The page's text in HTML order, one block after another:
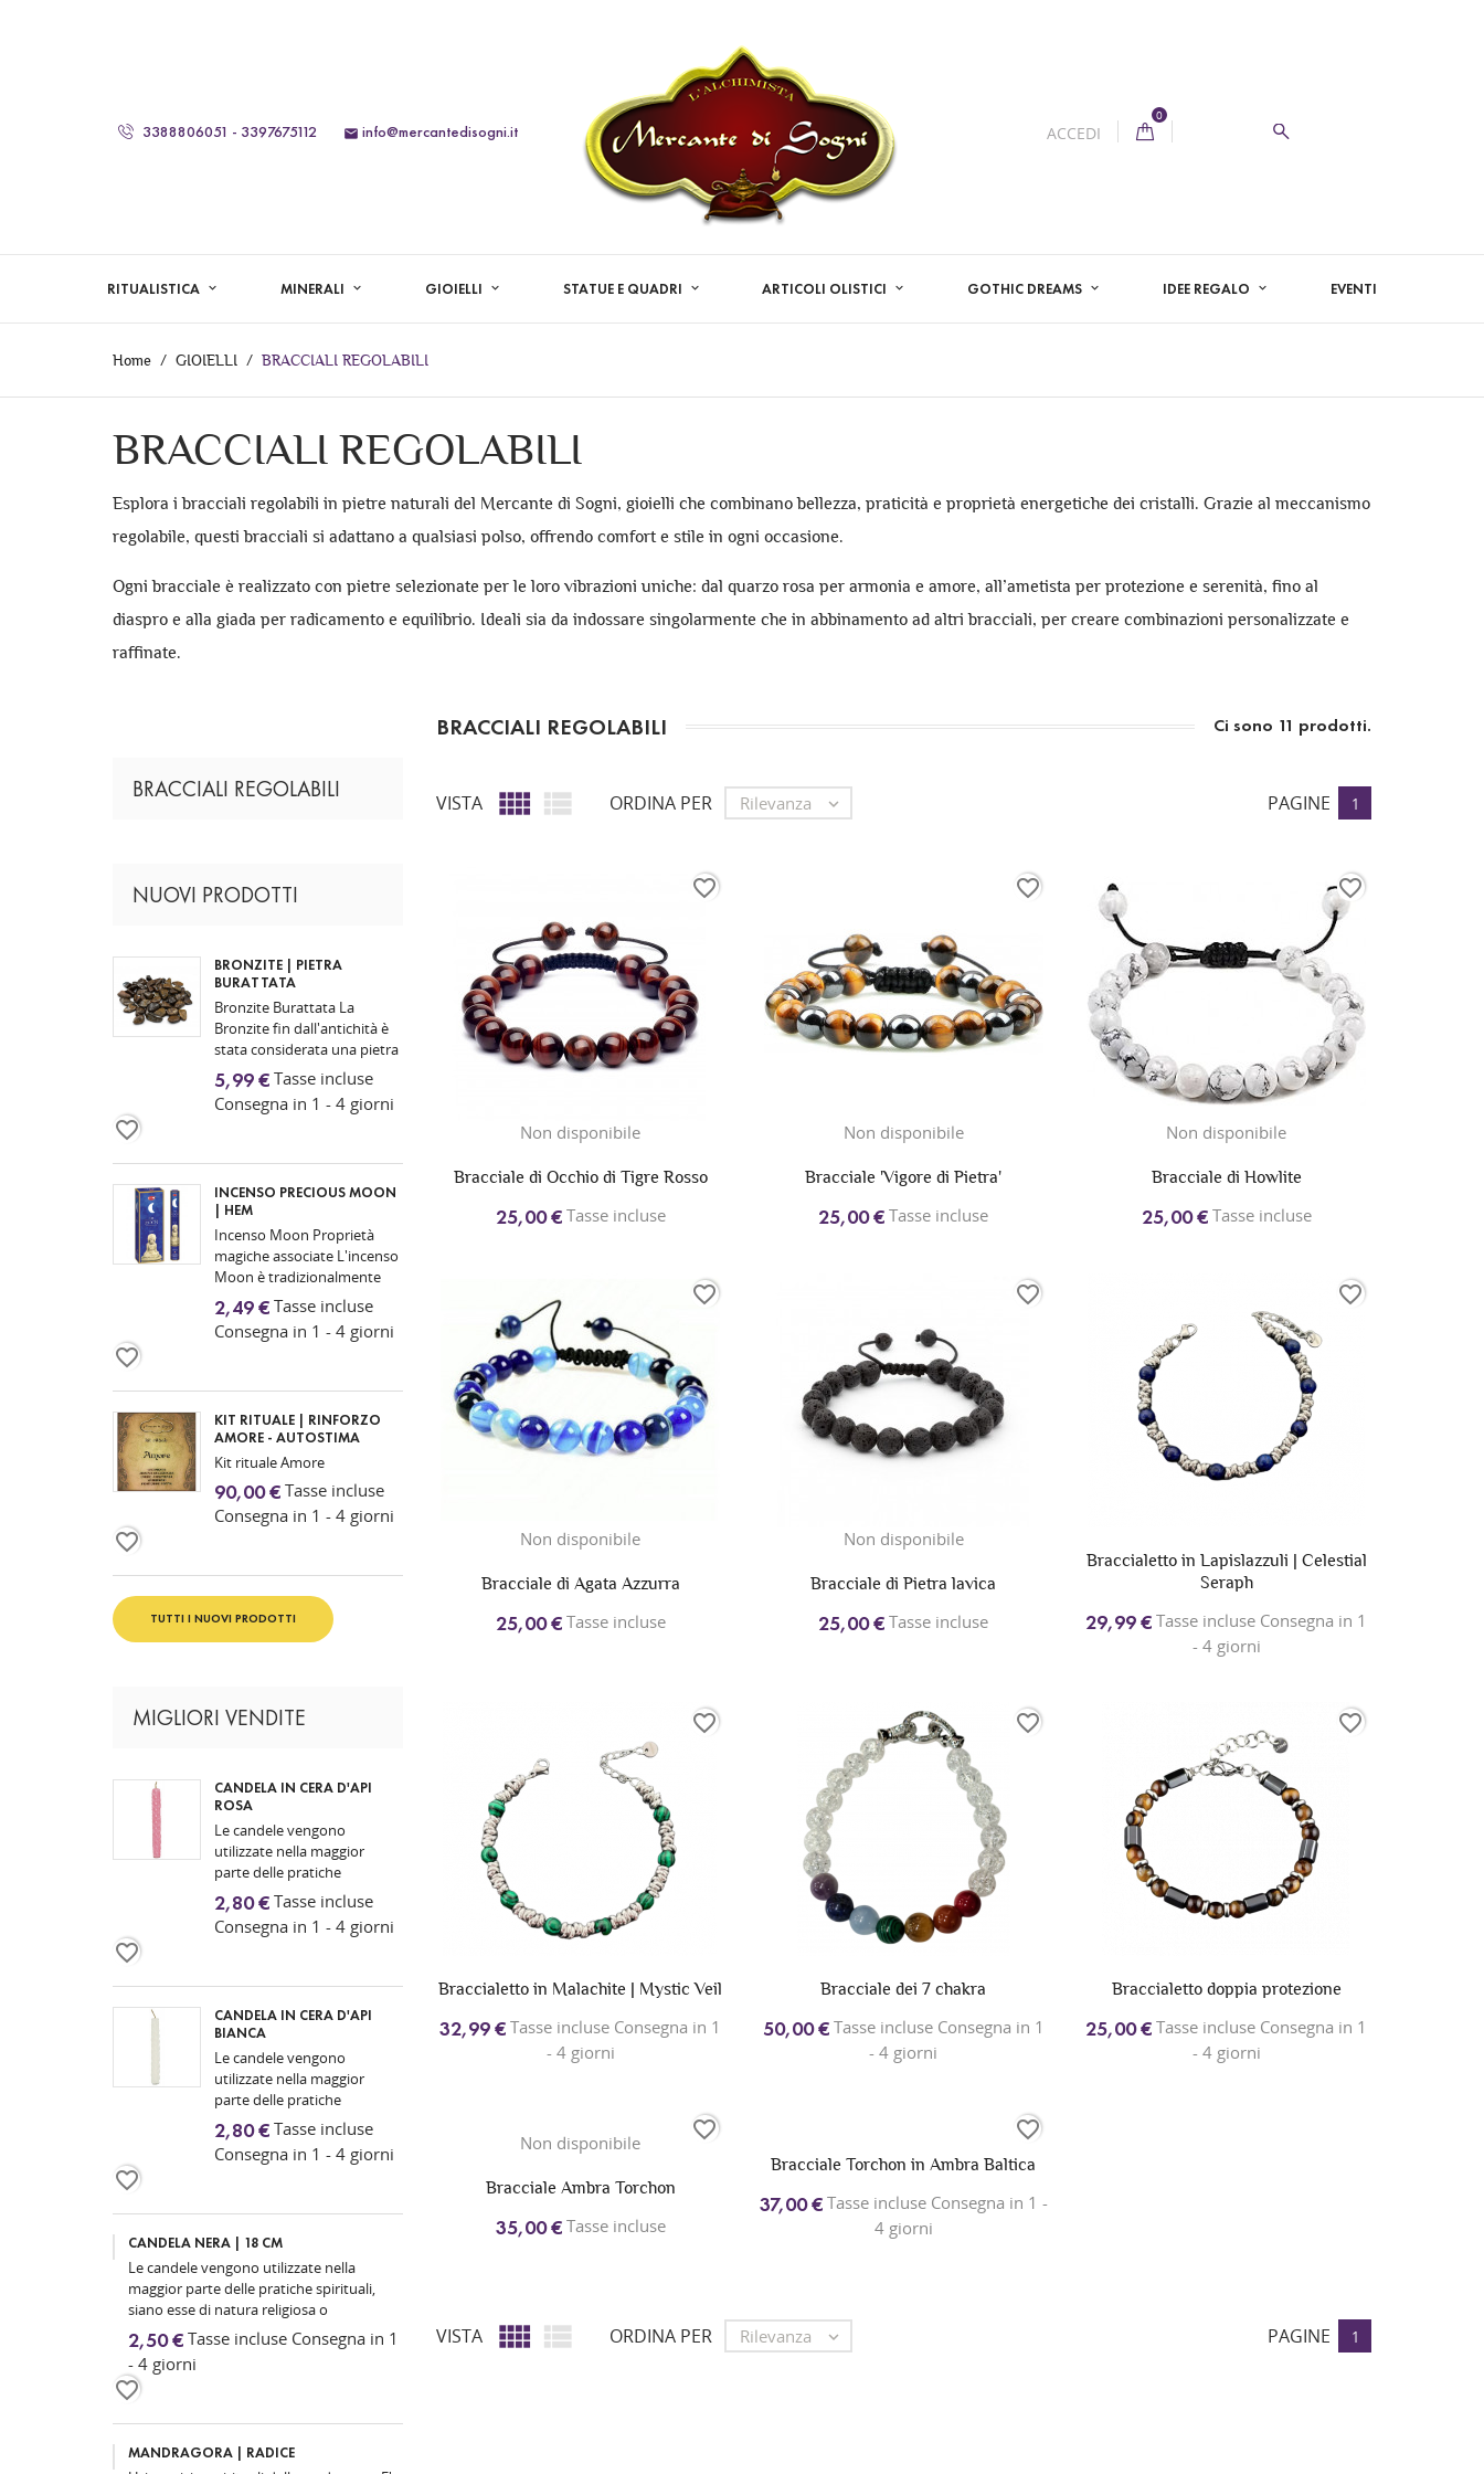
3388806051 - 3397675112  info@mercantedisogni.it ACCEDI
0
RITUALISTICA MINERALI GIOIELLI STATUE E QUADRI ARTICOLI OLISTICI GOTHIC DREAMS IDEE REGALO EVENTI
Home GIOIELLI BRACCIALI REGOLABILI
BRACCIALI REGOLABILI
Esplora i bracciali regolabili in pietre naturali del Mercante di Sogni, gioielli che combinano bellezza, praticità e proprietà energetiche dei cristalli. Grazie al meccanismo
regolabile, questi bracciali si adattano a qualsiasi polso, offrendo comfort e stile in ogni occasione.
Ogni bracciale è realizzato con pietre selezionate per le loro vibrazioni uniche: dal quarzo rosa per armonia e amore, all’ametista per protezione e serenità, fino al
diaspro e alla giada per radicamento e equilibrio. Ideali sia da indossare singolarmente che in abbinamento ad altri bracciali, per creare combinazioni personalizzate e
raffinate.
BRACCIALI REGOLABILI
NUOVI PRODOTTI
BRONZITE | PIETRA
BURATTATA
Bronzite Burattata La
Bronzite fin dall'antichità è
stata considerata una pietra
legata alla forza interiore,
all'autocontrollo e alla
protezione...
5,99 € Tasse incluse
Consegna in 1 - 4 giorni
favorite_border
INCENSO PRECIOUS MOON
| HEM
Incenso Moon Proprietà
magiche associate L'incenso
Moon è tradizionalmente
utilizzato nelle pratiche
esoteriche e spirituali come
simbolo di...
2,49 € Tasse incluse
Consegna in 1 - 4 giorni
favorite_border
KIT RITUALE | RINFORZO
AMORE - AUTOSTIMA
Kit rituale Amore
90,00 € Tasse incluse
Consegna in 1 - 4 giorni
favorite_border
TUTTI I NUOVI PRODOTTI
MIGLIORI VENDITE
CANDELA IN CERA D'API
ROSA
Le candele vengono
utilizzate nella maggior
parte delle pratiche
spirituali, siano esse di
natura religiosa o
magica, poiché
2,80 € Tasse incluse
Consegna in 1 - 4 giorni
favorite_border
CANDELA IN CERA D'API
BIANCA
Le candele vengono
utilizzate nella maggior
parte delle pratiche
spirituali, siano esse di
natura religiosa o
magica, poiché
2,80 € Tasse incluse
Consegna in 1 - 4 giorni
favorite_border
CANDELA NERA | 18 CM
Le candele vengono utilizzate nella
maggior parte delle pratiche spirituali,
siano esse di natura religiosa o
magica, poiché rappresentano la luce...
2,50 € Tasse incluse Consegna in 1
- 4 giorni
favorite_border
MANDRAGORA | RADICE
BRACCIALI REGOLABILI Ci sono 11 prodotti.
VISTA   ORDINA PER Rilevanza  PAGINE 1
Non disponibile
Bracciale di Occhio di Tigre Rosso
25,00 €Tasse incluse
favorite_border
Non disponibile
Bracciale 'Vigore di Pietra'
25,00 € Tasse incluse
favorite_border
Non disponibile
Bracciale di Howlite
25,00 €Tasse incluse
favorite_border
Non disponibile
Bracciale di Agata Azzurra
25,00 €Tasse incluse
favorite_border
Non disponibile
Bracciale di Pietra lavica
25,00 € Tasse incluse
favorite_border
Braccialetto in Lapislazzuli | Celestial
Seraph
29,99 € Tasse incluse Consegna in 1
- 4 giorni
favorite_border
Braccialetto in Malachite | Mystic Veil
32,99 € Tasse incluse Consegna in 1
- 4 giorni
favorite_border
Bracciale dei 7 chakra
50,00 €Tasse incluse Consegna in 1
- 4 giorni
favorite_border
Braccialetto doppia protezione
25,00 € Tasse incluse Consegna in 1
- 4 giorni
favorite_border
Non disponibile
Bracciale Ambra Torchon
35,00 €Tasse incluse
favorite_border
Bracciale Torchon in Ambra Baltica
37,00 €Tasse incluse Consegna in 1 -
4 giorni
favorite_border
VISTA   ORDINA PER Rilevanza  PAGINE 1